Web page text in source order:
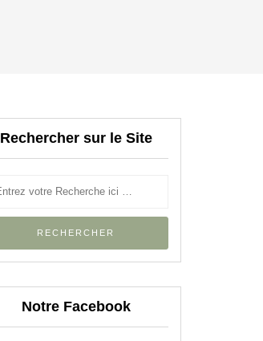
Rechercher sur le Site
Notre Facebook